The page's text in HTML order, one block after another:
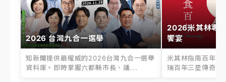
2026 台灣九合一選舉
知新聞提供最權威的2026台灣九合一選舉
資料庫。即時掌握六都縣市長、議...
2026米其林專
饗宴
米其林指南百年之
瑞百年三星傳奇、